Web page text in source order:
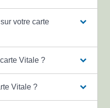
votre carte
Vitale ?
Vitale ?